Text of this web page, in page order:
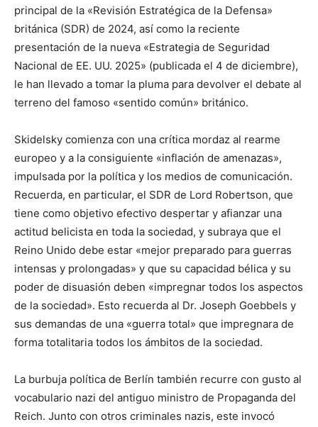
principal de la «Revisión Estratégica de la Defensa»
británica (SDR) de 2024, así como la reciente
presentación de la nueva «Estrategia de Seguridad
Nacional de EE. UU. 2025» (publicada el 4 de diciembre),
le han llevado a tomar la pluma para devolver el debate al
terreno del famoso «sentido común» británico.
Skidelsky comienza con una crítica mordaz al rearme
europeo y a la consiguiente «inflación de amenazas»,
impulsada por la política y los medios de comunicación.
Recuerda, en particular, el SDR de Lord Robertson, que
tiene como objetivo efectivo despertar y afianzar una
actitud belicista en toda la sociedad, y subraya que el
Reino Unido debe estar «mejor preparado para guerras
intensas y prolongadas» y que su capacidad bélica y su
poder de disuasión deben «impregnar todos los aspectos
de la sociedad». Esto recuerda al Dr. Joseph Goebbels y
sus demandas de una «guerra total» que impregnara de
forma totalitaria todos los ámbitos de la sociedad.
La burbuja política de Berlín también recurre con gusto al
vocabulario nazi del antiguo ministro de Propaganda del
Reich. Junto con otros criminales nazis, este invocó